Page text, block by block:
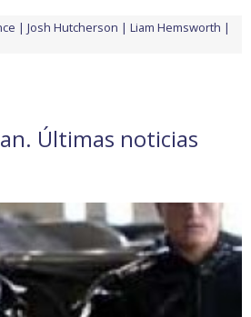
Josh Hutcherson
Liam Hemsworth
Últimas noticias